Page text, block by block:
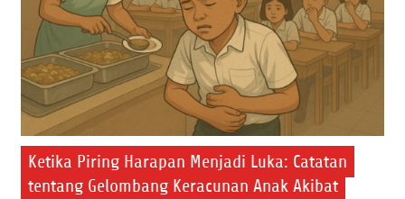
Ketika Piring Harapan Menjadi Luka: Catatan
tentang Gelombang Keracunan Anak Akibat